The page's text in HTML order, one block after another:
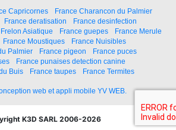
Capricornes
France Charancon du Palmier
France deratisation
France desinfection
Asiatique France guepes
France Merule
France Moustiques
France Nuisibles
Palmier
France pigeon
France puces
France punaises detection canine
Buis
France taupes France Termites
web et appli mobile YV WEB.
K3D SARL 2006-2026